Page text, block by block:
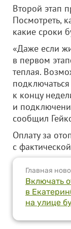
Второй этап
Посмотреть,
какие сроки
«Даже если
в первом
теплая.
к концу
и
сообщил
Оплату за
с
Главная
Включать
в
на улице